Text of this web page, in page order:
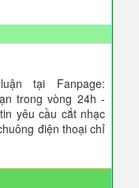
tại Fanpage:
trong vòng 24h -
yêu cầu cắt nhạc
điện thoại chỉ